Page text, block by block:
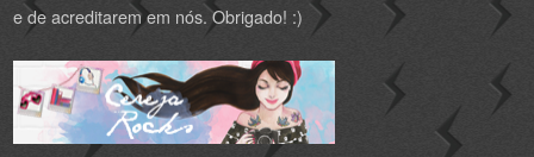
e de acreditarem em nós. Obrigado! :)